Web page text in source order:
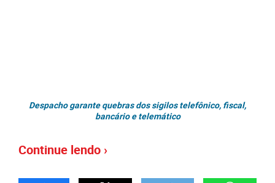
Despacho garante quebras dos sigilos telefônico, fiscal,
bancário e telemático
Continue lendo ›